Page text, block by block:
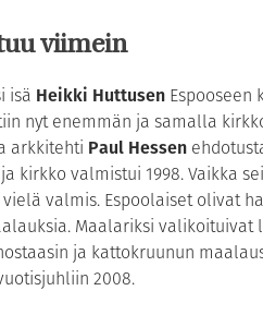
viimein
isä Heikki Huttusen Espooseen
nyt enemmän ja samalla
arkkitehti Paul Hessen
kirkko valmistui 1998. Vaikka
valmis. Espoolaiset olivat
Maalariksi
ja kattokruunun
2008.